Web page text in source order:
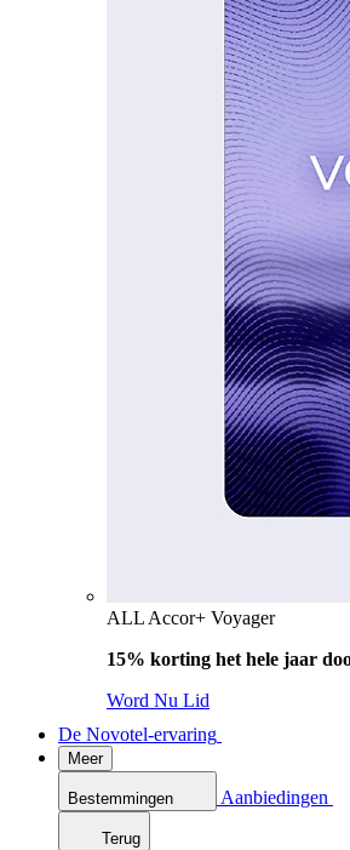
ALL Accor+ Voyager
15% korting het hele jaar
Word Nu Lid
De Novotel-ervaring
Meer
Bestemmingen Aanbiedingen
Terug